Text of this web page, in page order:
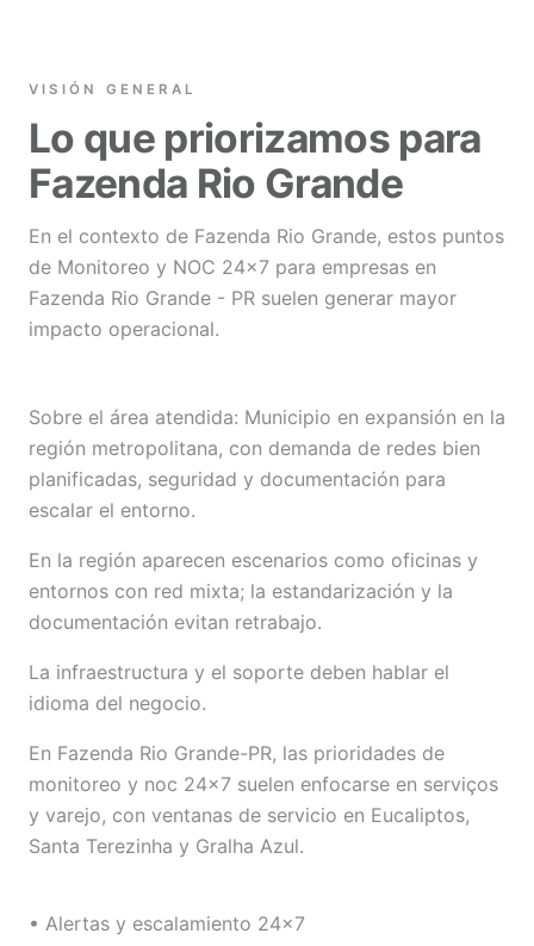
VISIÓN GENERAL
Lo que priorizamos para
Fazenda Rio Grande
En el contexto de Fazenda Rio Grande, estos puntos
de Monitoreo y NOC 24×7 para empresas en
Fazenda Rio Grande - PR suelen generar mayor
impacto operacional.
Sobre el área atendida: Municipio en expansión en la
región metropolitana, con demanda de redes bien
planificadas, seguridad y documentación para
escalar el entorno.
En la región aparecen escenarios como oficinas y
entornos con red mixta; la estandarización y la
documentación evitan retrabajo.
La infraestructura y el soporte deben hablar el
idioma del negocio.
En Fazenda Rio Grande-PR, las prioridades de
monitoreo y noc 24×7 suelen enfocarse en serviços
y varejo, con ventanas de servicio en Eucaliptos,
Santa Terezinha y Gralha Azul.
• Alertas y escalamiento 24×7